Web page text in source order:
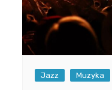
Jazz Muzyka